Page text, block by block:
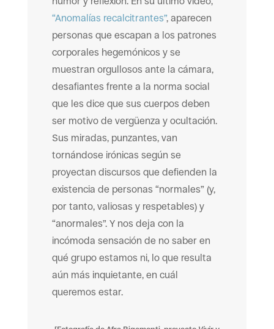
“Anomalías recalcitrantes”, aparecen
personas que escapan a los patrones
corporales hegemónicos y se
muestran orgullosos ante la cámara,
desafiantes frente a la norma social
que les dice que sus cuerpos deben
ser motivo de vergüenza y ocultación.
Sus miradas, punzantes, van
tornándose irónicas según se
proyectan discursos que defienden la
existencia de personas “normales” (y,
por tanto, valiosas y respetables) y
“anormales”. Y nos deja con la
incómoda sensación de no saber en
qué grupo estamos ni, lo que resulta
aún más inquietante, en cuál
queremos estar.